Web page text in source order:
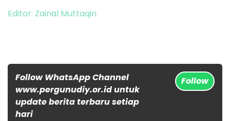
Editor: Zainal Muttaqin
Follow WhatsApp Channel
www.pergunudiy.or.id untuk
update berita terbaru setiap
hari
Follow